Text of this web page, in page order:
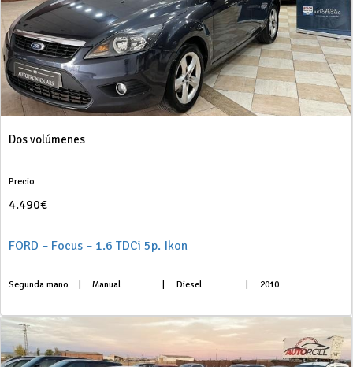
Dos volúmenes
Precio
4.490€
FORD – Focus – 1.6 TDCi 5p. Ikon
Segunda mano Manual Diesel 2010